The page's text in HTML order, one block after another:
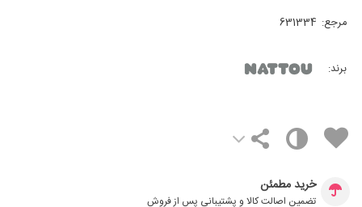
مرجع: 631334
برند:
خرید مطمئن
تضمین اصالت کالا و پشتیبانی پس از فروش